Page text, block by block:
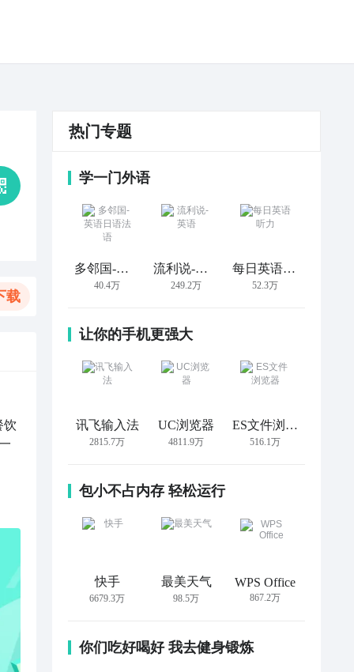
载
饮
热门专题
学一门外语
多邻国-英语日语法语
40.4万
流利说-英语
249.2万
每日英语听力
52.3万
让你的手机更强大
讯飞输入法
2815.7万
UC浏览器
4811.9万
ES文件浏览器
516.1万
包小不占内存 轻松运行
快手
6679.3万
最美天气
98.5万
WPS Office
867.2万
你们吃好喝好 我去健身锻炼